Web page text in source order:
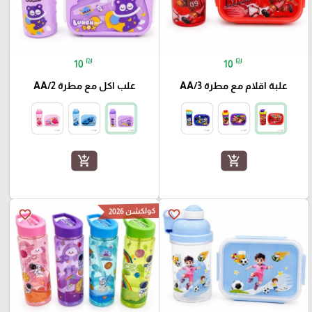
10 ₪
علبة اقلام مع مطرة AA/3
add_shopping_cart
10 ₪
علب اكل مع مطرة AA/2
add_shopping_cart
favorite_border
favorite_border كولكشن 2026